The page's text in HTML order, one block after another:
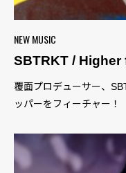
NEW MUSIC
SBTRKT / Higher
覆面プロデューサー、
ッパーをフィーチャー！